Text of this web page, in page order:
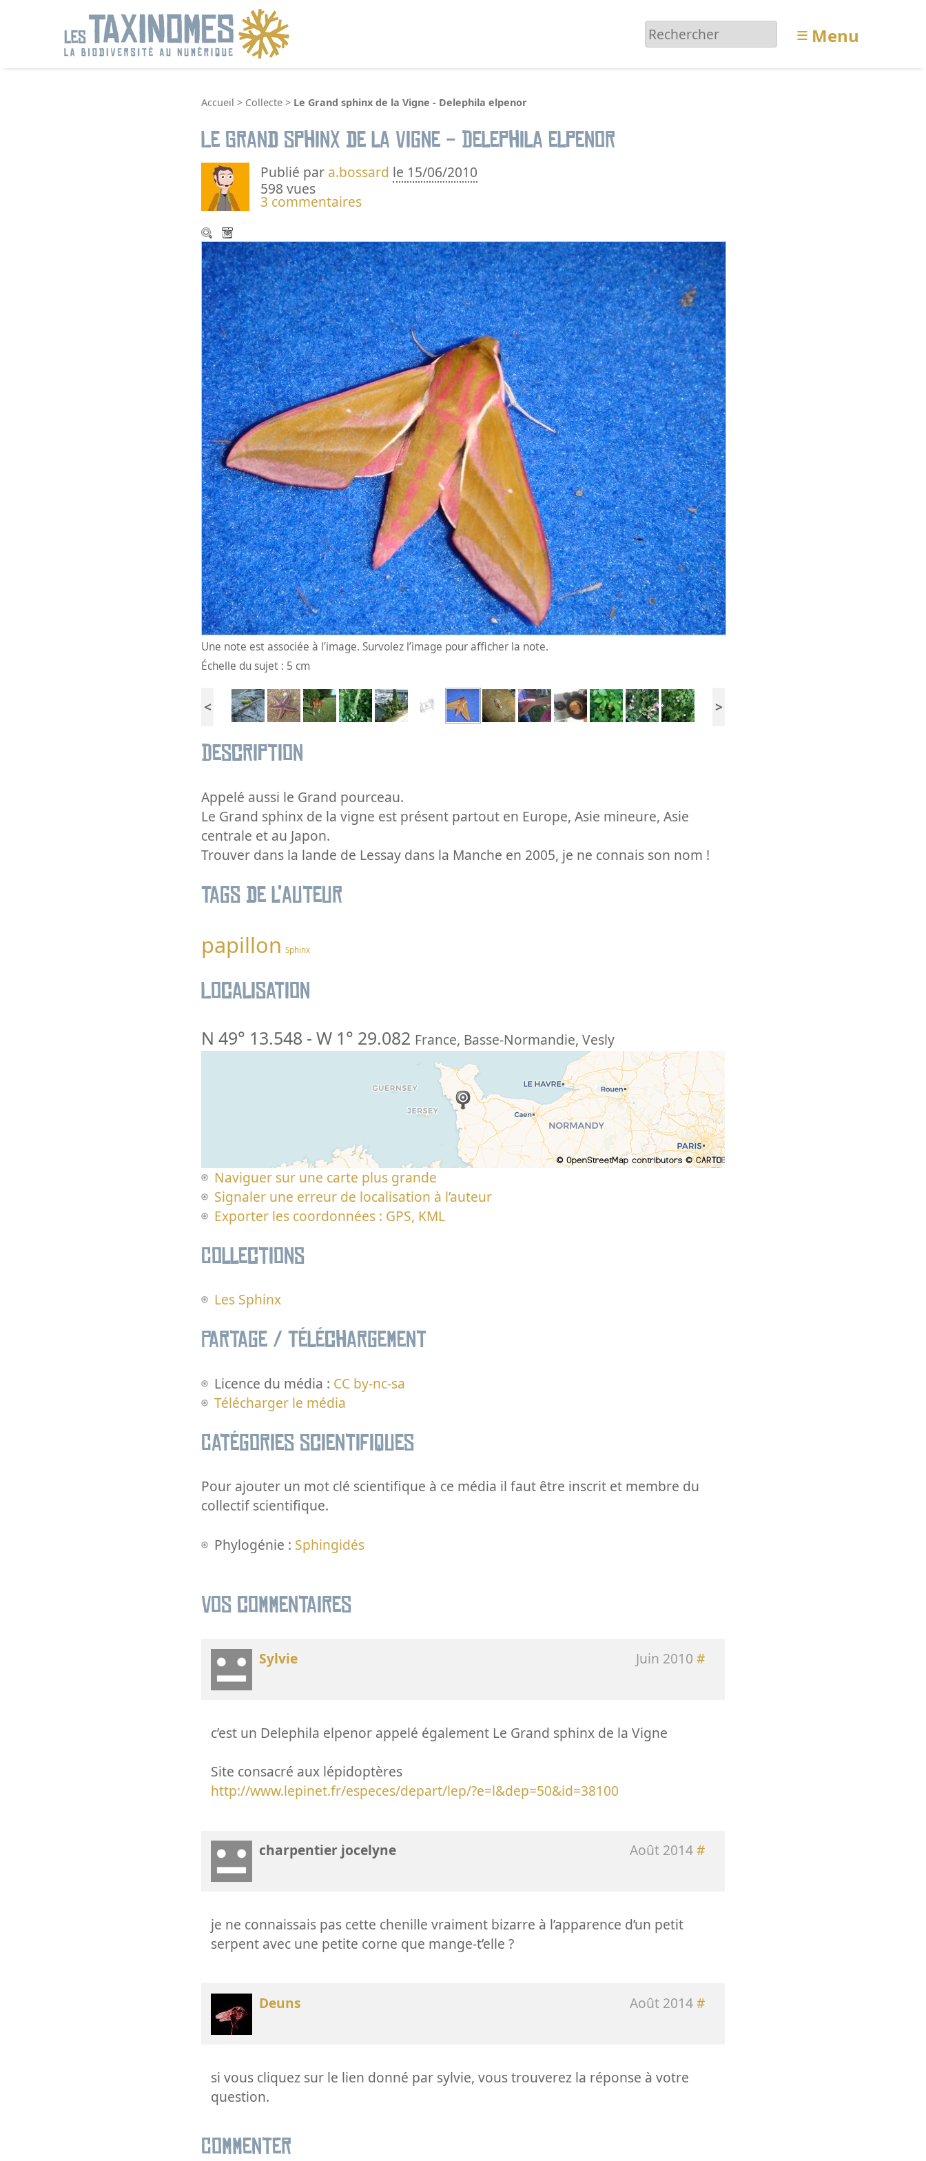
≡ Menu
Accueil > Collecte > Le Grand sphinx de la Vigne - Delephila elpenor
Le Grand sphinx de la Vigne - Delephila elpenor
Publié par a.bossard le 15/06/2010
598 vues
3 commentaires
Une note est associée à l’image. Survolez l’image pour afficher la note.
Échelle du sujet : 5 cm
< >
Description
Appelé aussi le Grand pourceau.
Le Grand sphinx de la vigne est présent partout en Europe, Asie mineure, Asie
centrale et au Japon.
Trouver dans la lande de Lessay dans la Manche en 2005, je ne connais son nom !
Tags de l’auteur
papillon Sphinx
Localisation
N 49° 13.548 - W 1° 29.082 France, Basse-Normandie, Vesly
Naviguer sur une carte plus grande
Signaler une erreur de localisation à l’auteur
Exporter les coordonnées : GPS, KML
Collections
Les Sphinx
Partage / Téléchargement
Licence du média : CC by-nc-sa
Télécharger le média
Catégories scientifiques
Pour ajouter un mot clé scientifique à ce média il faut être inscrit et membre du
collectif scientifique.
Phylogénie : Sphingidés
Vos commentaires
Sylvie Juin 2010 #
c’est un Delephila elpenor appelé également Le Grand sphinx de la Vigne
Site consacré aux lépidoptères
http://www.lepinet.fr/especes/depart/lep/?e=l&dep=50&id=38100
charpentier jocelyne Août 2014#
je ne connaissais pas cette chenille vraiment bizarre à l’apparence d’un petit
serpent avec une petite corne que mange-t’elle ?
Deuns Août 2014#
si vous cliquez sur le lien donné par sylvie, vous trouverez la réponse à votre
question.
Commenter